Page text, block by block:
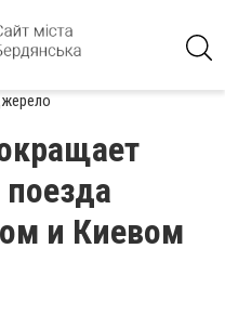
и Киевом